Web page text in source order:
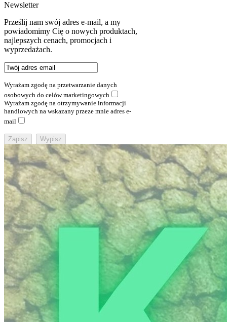
Newsletter
Prześlij nam swój adres e-mail, a my
powiadomimy Cię o nowych produktach,
najlepszych cenach, promocjach i
wyprzedażach.
Wyrażam zgodę na przetwarzanie danych
osobowych do celów marketingowych
Wyrażam zgodę na otrzymywanie informacji
handlowych na wskazany przeze mnie adres e-
mail